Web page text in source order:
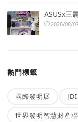
ASUSx三
2026/08/
熱門標籤
國際發明展
世界發明智慧財產